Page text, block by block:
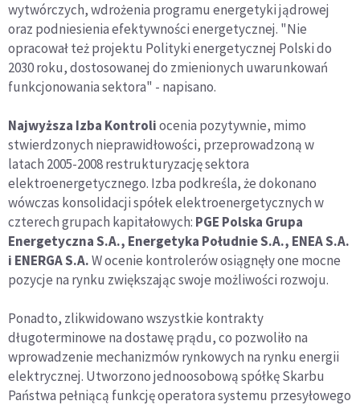
wytwórczych, wdrożenia programu energetyki jądrowej
oraz podniesienia efektywności energetycznej. "Nie
opracował też projektu Polityki energetycznej Polski do
2030 roku, dostosowanej do zmienionych uwarunkowań
funkcjonowania sektora" - napisano.
Najwyższa Izba Kontroliocenia pozytywnie, mimo
stwierdzonych nieprawidłowości, przeprowadzoną w
latach 2005-2008 restrukturyzację sektora
elektroenergetycznego. Izba podkreśla, że dokonano
wówczas konsolidacji spółek elektroenergetycznych w
czterech grupach kapitałowych: PGE Polska Grupa
Energetyczna S.A., Energetyka Południe S.A., ENEA S.A.
i ENERGA S.A.W ocenie kontrolerów osiągnęły one mocne
pozycje na rynku zwiększając swoje możliwości rozwoju.
Ponadto, zlikwidowano wszystkie kontrakty
długoterminowe na dostawę prądu, co pozwoliło na
wprowadzenie mechanizmów rynkowych na rynku energii
elektrycznej. Utworzono jednoosobową spółkę Skarbu
Państwa pełniącą funkcję operatora systemu przesyłowego